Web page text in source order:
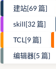
建站[69 篇]
skill[32 篇]
TCL[9 篇]
编辑器[5 篇]